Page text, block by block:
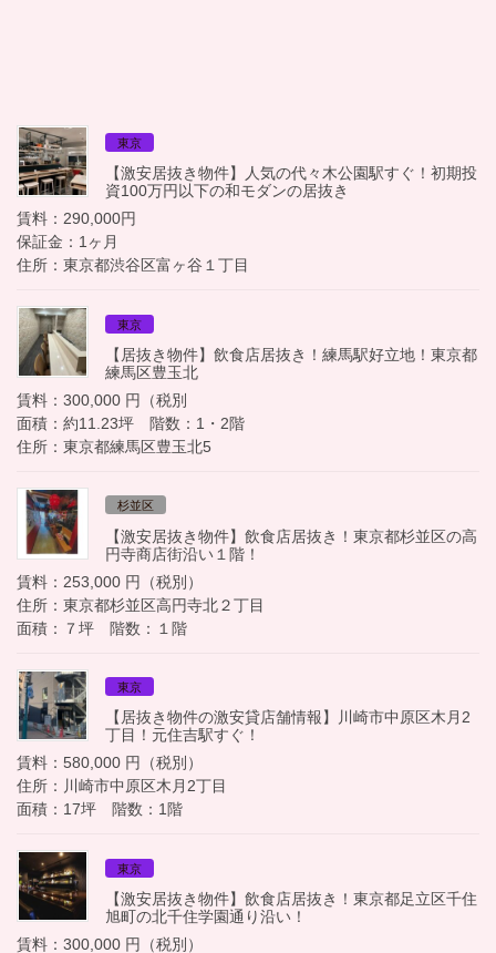
東京
【激安居抜き物件】人気の代々木公園駅すぐ！初期投
資100万円以下の和モダンの居抜き
賃料：290,000円
保証金：1ヶ月
住所：東京都渋谷区富ヶ谷１丁目
東京
【居抜き物件】飲食店居抜き！練馬駅好立地！東京都
練馬区豊玉北
賃料：300,000 円（税別
面積：約11.23坪 階数：1・2階
住所：東京都練馬区豊玉北5
杉並区
【激安居抜き物件】飲食店居抜き！東京都杉並区の高
円寺商店街沿い１階！
賃料：253,000 円（税別）
住所：東京都杉並区高円寺北２丁目
面積：７坪 階数：１階
東京
【居抜き物件の激安貸店舗情報】川崎市中原区木月2
丁目！元住吉駅すぐ！
賃料：580,000 円（税別）
住所：川崎市中原区木月2丁目
面積：17坪 階数：1階
東京
【激安居抜き物件】飲食店居抜き！東京都足立区千住
旭町の北千住学園通り沿い！
賃料：300,000 円（税別）